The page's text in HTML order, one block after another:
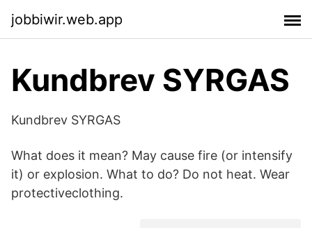
jobbiwir.web.app
Kundbrev SYRGAS
Kundbrev SYRGAS
What does it mean? May cause fire (or intensify
it) or explosion. What to do? Do not heat. Wear
protectiveclothing.